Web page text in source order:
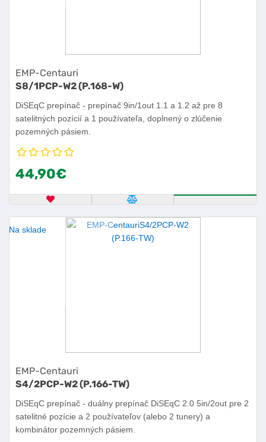
EMP-Centauri
S8/1PCP-W2 (P.168-W)
DiSEqC prepínač - prepínač 9in/1out 1.1 a 1.2 až pre 8
satelitných pozícií a 1 používateľa, doplnený o zlúčenie
pozemných pásiem.
44,90€
OBĽÚBENÝ PRODUKT POROVNAŤ PRODUKT
Na sklade
EMP-Centauri
S4/2PCP-W2 (P.166-TW)
DiSEqC prepínač - duálny prepínač DiSEqC 2.0 5in/2out pre 2
satelitné pozície a 2 používateľov (alebo 2 tunery) a
kombinátor pozemných pásiem.